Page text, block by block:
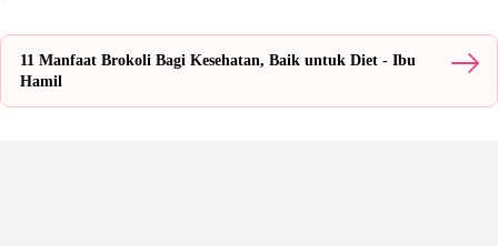
11 Manfaat Brokoli Bagi Kesehatan, Baik untuk Diet - Ibu
Hamil